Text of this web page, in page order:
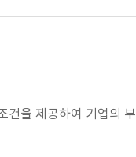
건을 제공하여 기업의 부